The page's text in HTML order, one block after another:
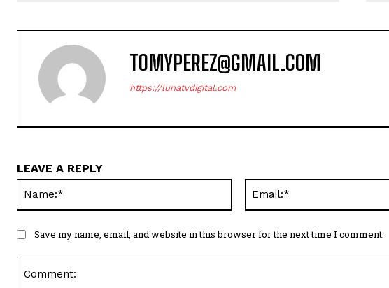
TOMYPEREZ@GMAIL.COM
https://lunatvdigital.com
LEAVE A REPLY
Save my name, email, and website in this browser for the next time I comment.